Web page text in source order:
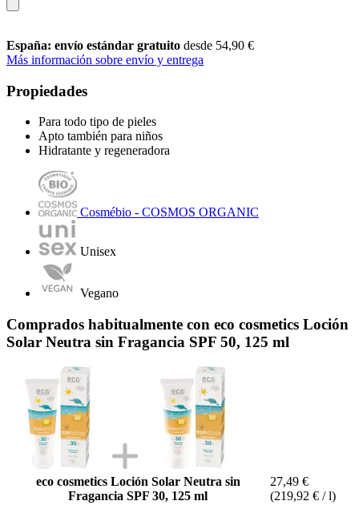
España: envío estándar gratuito desde 54,90 €
Más información sobre envío y entrega
Propiedades
Para todo tipo de pieles
Apto también para niños
Hidratante y regeneradora
Cosmébio - COSMOS ORGANIC
Unisex
Vegano
Comprados habitualmente con eco cosmetics Loción
Solar Neutra sin Fragancia SPF 50, 125 ml
eco cosmetics Loción Solar Neutra sin
Fragancia SPF 30, 125 ml
27,49 €
(219,92 € / l)